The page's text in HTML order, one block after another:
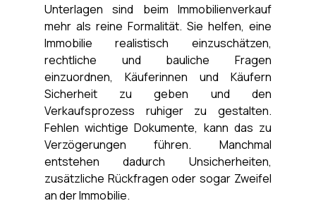
Unterlagen sind beim Immobilienverkauf
mehr als reine Formalität. Sie helfen, eine
Immobilie realistisch einzuschätzen,
rechtliche und bauliche Fragen
einzuordnen, Käuferinnen und Käufern
Sicherheit zu geben und den
Verkaufsprozess ruhiger zu gestalten.
Fehlen wichtige Dokumente, kann das zu
Verzögerungen führen. Manchmal
entstehen dadurch Unsicherheiten,
zusätzliche Rückfragen oder sogar Zweifel
an der Immobilie.